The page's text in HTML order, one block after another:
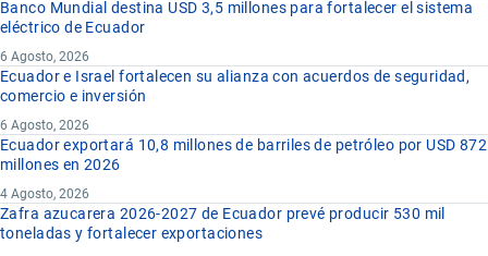
Banco Mundial destina USD 3,5 millones para fortalecer el sistema
eléctrico de Ecuador
6 Agosto, 2026
Ecuador e Israel fortalecen su alianza con acuerdos de seguridad,
comercio e inversión
6 Agosto, 2026
Ecuador exportará 10,8 millones de barriles de petróleo por USD 872
millones en 2026
4 Agosto, 2026
Zafra azucarera 2026-2027 de Ecuador prevé producir 530 mil
toneladas y fortalecer exportaciones